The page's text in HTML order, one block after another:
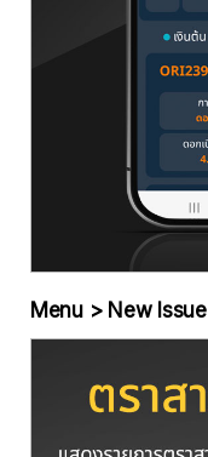
Menu > New Issue